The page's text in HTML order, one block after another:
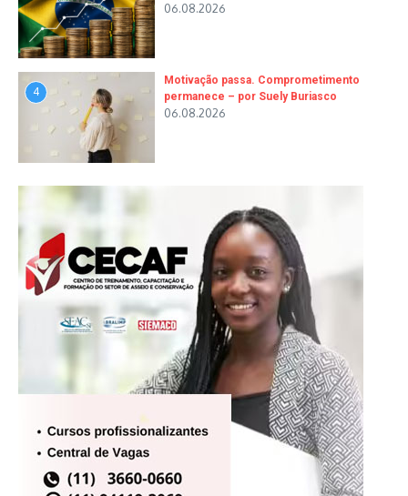
06.08.2026
4
Motivação passa. Comprometimento
permanece – por Suely Buriasco
06.08.2026